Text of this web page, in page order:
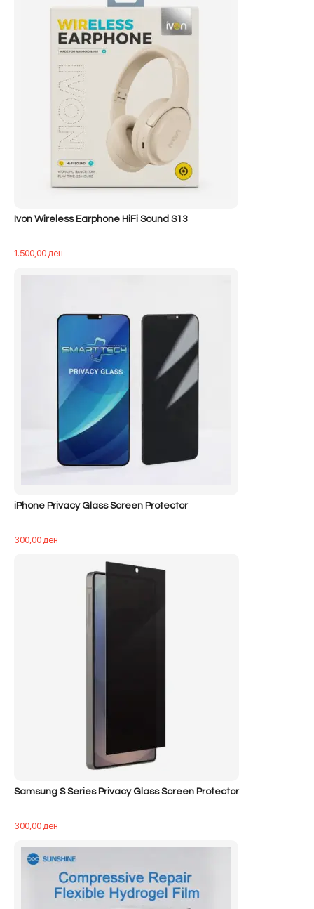
Ivon Wireless Earphone HiFi Sound S13
1.500,00ден
iPhone Privacy Glass Screen Protector
300,00ден
Samsung S Series Privacy Glass Screen Protector
300,00ден